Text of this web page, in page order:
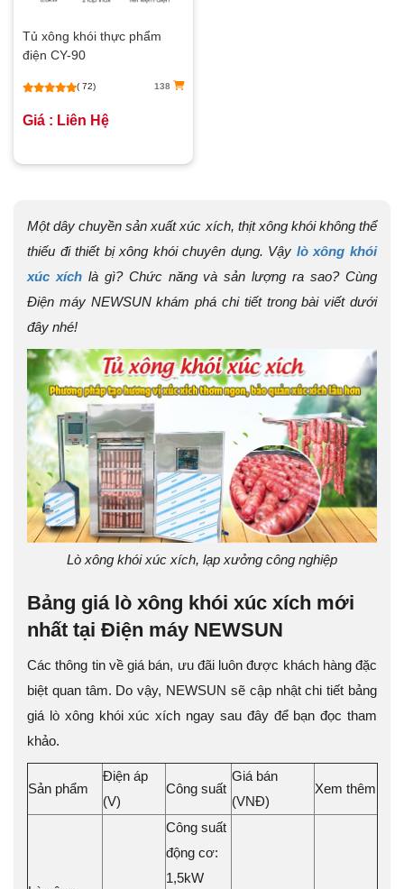
Tủ xông khói thực phẩm
điện CY-90
( 72) 138
Giá : Liên Hệ
Một dây chuyền sản xuất xúc xích, thịt xông khói không thể
thiếu đi thiết bị xông khói chuyên dụng. Vậy lò xông khói
xúc xíchlà gì? Chức năng và sản lượng ra sao? Cùng
Điện máy NEWSUN khám phá chi tiết trong bài viết dưới
đây nhé!
Lò xông khói xúc xích, lạp xưởng công nghiệp
Bảng giá lò xông khói xúc xích mới
nhất tại Điện máy NEWSUN
Các thông tin về giá bán, ưu đãi luôn được khách hàng đặc
biệt quan tâm. Do vậy, NEWSUN sẽ cập nhật chi tiết bảng
giá lò xông khói xúc xích ngay sau đây để bạn đọc tham
khảo.
Sản phẩm
Điện áp
(V)
Công suất
Giá bán
(VNĐ)
Xem thêm
Công suất
động cơ:
1,5kW